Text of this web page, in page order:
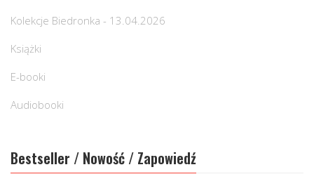
Kolekcje Biedronka - 13.04.2026
Książki
E-booki
Audiobooki
Bestseller / Nowość / Zapowiedź